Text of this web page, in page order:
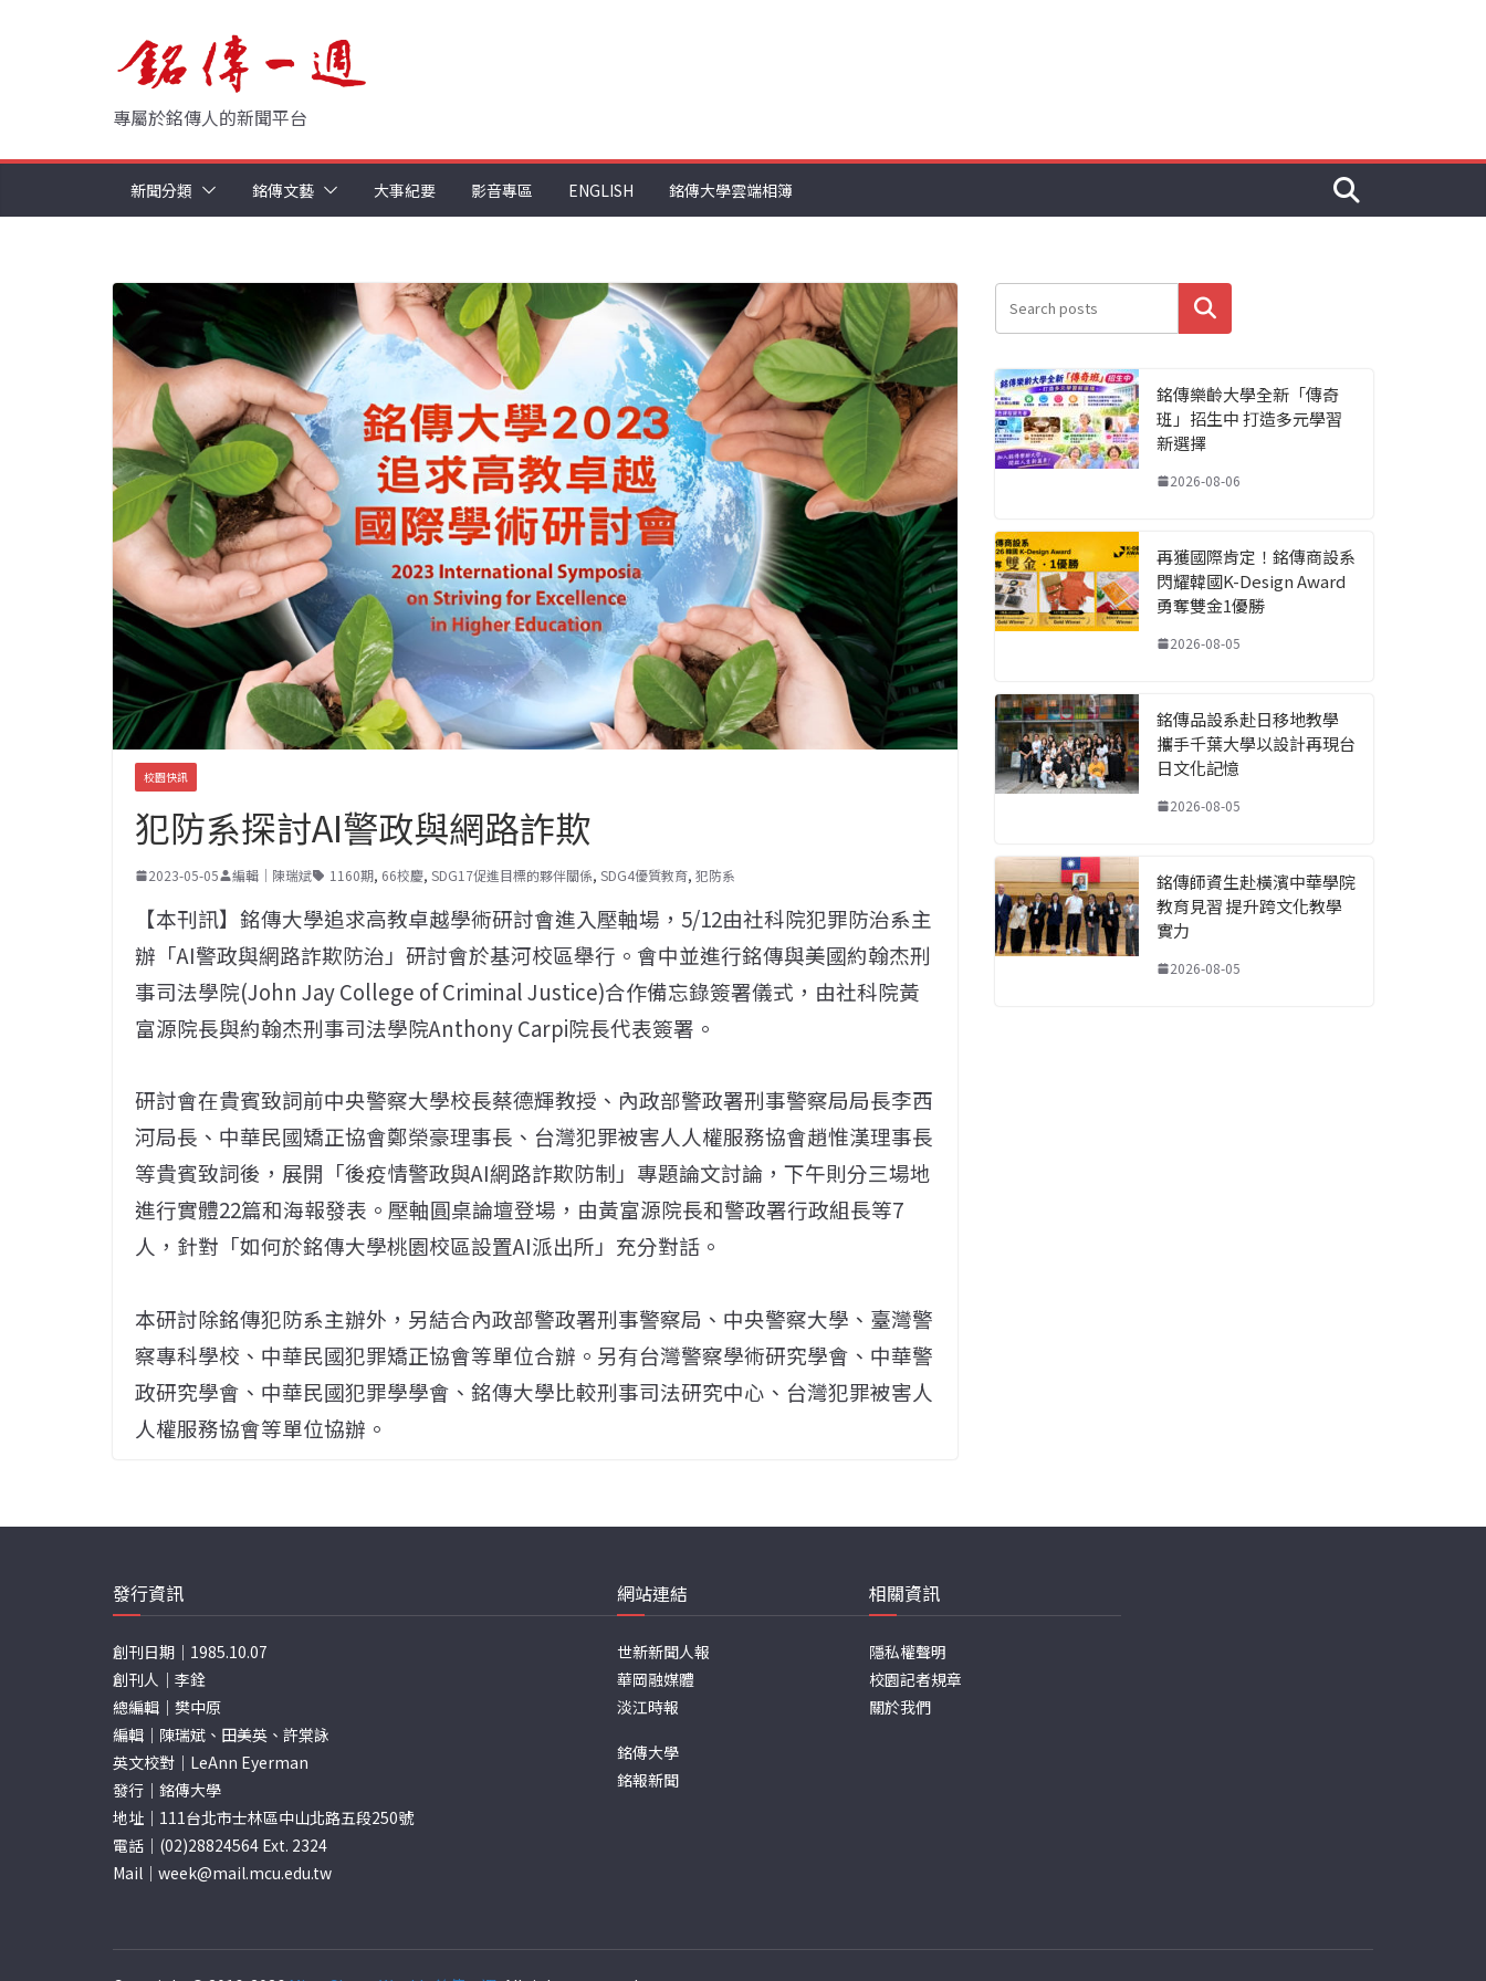
專屬於銘傳人的新聞平台
新聞分類 銘傳文藝 大事紀要 影音專區 ENGLISH 銘傳大學雲端相簿
校園快訊
犯防系探討AI警政與網路詐欺
2023-05-05 編輯｜陳瑞斌 1160期, 66校慶, SDG17促進目標的夥伴關係, SDG4優質教育, 犯防系
【本刊訊】銘傳大學追求高教卓越學術研討會進入壓軸場，5/12由社科院犯罪防治系主
辦「AI警政與網路詐欺防治」研討會於基河校區舉行。會中並進行銘傳與美國約翰杰刑
事司法學院(John Jay College of Criminal Justice)合作備忘錄簽署儀式，由社科院黃
富源院長與約翰杰刑事司法學院Anthony Carpi院長代表簽署。
研討會在貴賓致詞前中央警察大學校長蔡德輝教授、內政部警政署刑事警察局局長李西
河局長、中華民國矯正協會鄭榮豪理事長、台灣犯罪被害人人權服務協會趙惟漢理事長
等貴賓致詞後，展開「後疫情警政與AI網路詐欺防制」專題論文討論，下午則分三場地
進行實體22篇和海報發表。壓軸圓桌論壇登場，由黃富源院長和警政署行政組長等7
人，針對「如何於銘傳大學桃園校區設置AI派出所」充分對話。
本研討除銘傳犯防系主辦外，另結合內政部警政署刑事警察局、中央警察大學、臺灣警
察專科學校、中華民國犯罪矯正協會等單位合辦。另有台灣警察學術研究學會、中華警
政研究學會、中華民國犯罪學學會、銘傳大學比較刑事司法研究中心、台灣犯罪被害人
人權服務協會等單位協辦。
搜尋
銘傳樂齡大學全新「傳奇
班」招生中 打造多元學習
新選擇
2026-08-06
再獲國際肯定！銘傳商設系
閃耀韓國K-Design Award
勇奪雙金1優勝
2026-08-05
銘傳品設系赴日移地教學
攜手千葉大學以設計再現台
日文化記憶
2026-08-05
銘傳師資生赴橫濱中華學院
教育見習 提升跨文化教學
實力
2026-08-05
發行資訊
創刊日期｜1985.10.07
創刊人｜李銓
總編輯｜樊中原
編輯｜陳瑞斌、田美英、許棠詠
英文校對｜LeAnn Eyerman
發行｜銘傳大學
地址｜111台北市士林區中山北路五段250號
電話｜(02)28824564 Ext. 2324
Mail｜ week@mail.mcu.edu.tw
網站連結
世新新聞人報
華岡融媒體
淡江時報
銘傳大學
銘報新聞
相關資訊
隱私權聲明
校園記者規章
關於我們